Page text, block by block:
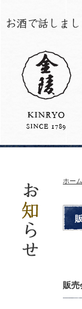
ホーム
販売